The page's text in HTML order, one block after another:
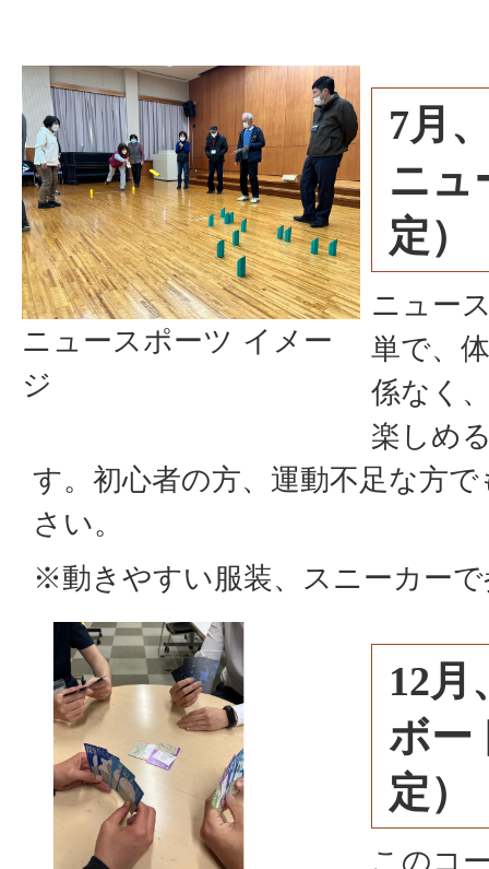
ニュースポーツ イメー
ジ
7月
ニュ
定）
ニュー
単で、
係なく
楽しめ
す。初心者の方、運動不足な方
さい。
※動きやすい服装、スニーカー
12月
ボー
定）
このコ